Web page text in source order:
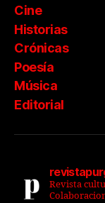
Cine
Historias
Crónicas
Poesía
Música
Editorial
Revista